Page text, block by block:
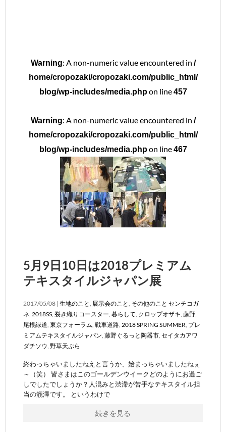
Warning: A non-numeric value encountered in /
home/cropozaki/cropozaki.com/public_html/
blog/wp-includes/media.phpon line457
Warning: A non-numeric value encountered in /
home/cropozaki/cropozaki.com/public_html/
blog/wp-includes/media.phpon line467
5月9日10日は2018プレミアム
テキスタイルジャパン展
2017/05/08 | 生地のこと, 展示会のこと, その他のこと センチコガ
ネ, 2018SS, 裂き織りコースター, 暮らして, クロップオザキ, 藤野,
尾根緑道, 東京フォーラム, 戦車道路, 2018 SPRING SUMMER, プレ
ミアムテキスタイルジャパン, 藤野ぐるっと陶器市, セイタカアワ
ダチソウ, 野草天ぷら
終わっちゃいましたねえと言うか、始まっちゃいましたねぇ
～（笑） 皆さまはこのゴールデンウイークどのようにお過ご
しでしたでしょうか？人混みと渋滞が苦手なテキスタイル担
当の瀧澤です。 というわけで
続きを見る